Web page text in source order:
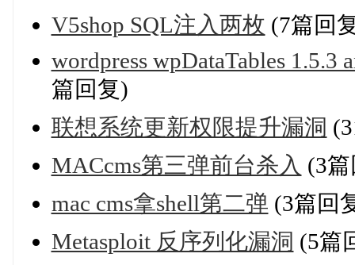
V5shop SQL注入两枚 (7篇回
wordpress wpDataTables 1.5.3
篇回复)
联想系统更新权限提升漏洞
MACcms第三弹前台杀入 (3
mac cms拿shell第二弹 (3篇回
Metasploit 反序列化漏洞 (5篇